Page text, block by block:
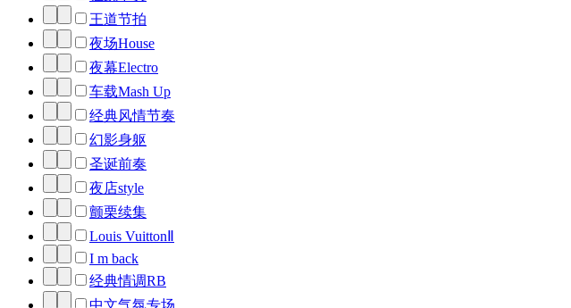
王道节拍
夜场House
夜幕Electro
车载Mash Up
经典风情节奏
幻影身躯
圣诞前奏
夜店style
颤栗续集
Louis VuittonⅡ
I m back
经典情调RB
中文气氛专场